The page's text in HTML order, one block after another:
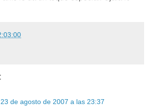
23 de agosto de 2007 a las 23:37